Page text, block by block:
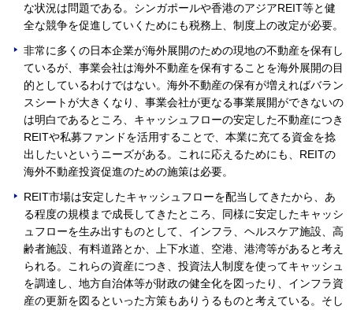
な状況は問題である。シンガポールや香港のアジアREIT等と健
全な競争を促進していくためにも税務上、制度上の改定が必要。
非常に多くの日本企業が海外展開のための現地の不動産を保有し
ているが、事業会社は海外不動産を保有することを海外展開の目
的としているわけではない。海外不動産の保有が増えればバラン
スシートが大きくなり、事業会社が更なる事業展開ができないの
は明白であるところ、キャッシュフローの安定した不動産につき
REITや私募ファンドを活用することで、本業に充てる資金を捻
出したいというニーズがある。これに応えるためにも、REITの
海外不動産投資促進のための施策は必要。
REIT市場は安定したキャッシュフローを配当してきたから、あ
る程度の規模まで成長してきたところ、同様に安定したキャッシ
ュフローを生み出すものとして、インフラ、ヘルスケア施設、高
齢者施設、有料道路とか、上下水道、空港、港湾等があると考え
られる。これらの資産につき、投資法人制度を使ってキャッシュ
を調達し、地方自治体等が財政の健全化を図ったり、インフラ資
産の更新を図るといった方策もありうるものと考えている。そし